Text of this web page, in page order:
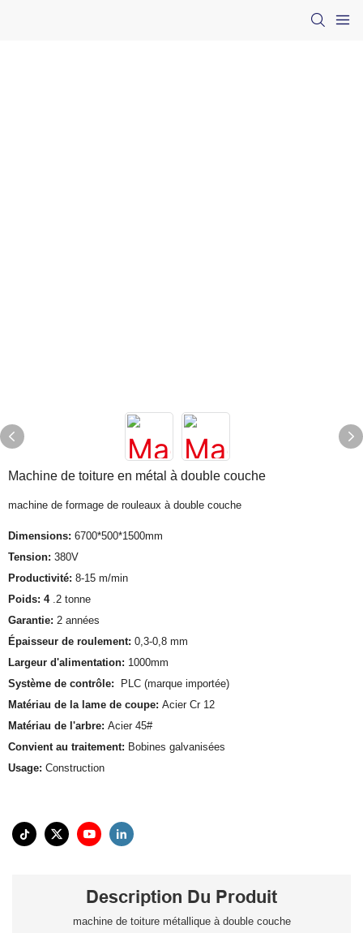
Machine de toiture en métal à double couche
machine de formage de rouleaux à double couche
Dimensions: 6700*500*1500mm
Tension: 380V
Productivité: 8-15 m/min
Poids: 4 .2 tonne
Garantie: 2 années
Épaisseur de roulement: 0,3-0,8 mm
Largeur d'alimentation: 1000mm
Système de contrôle:
PLC (marque importée)
Matériau de la lame de coupe: Acier Cr 12
Matériau de l'arbre: Acier 45#
Convient au traitement: Bobines galvanisées
Usage: Construction
Description Du Produit
machine de toiture métallique à double couche